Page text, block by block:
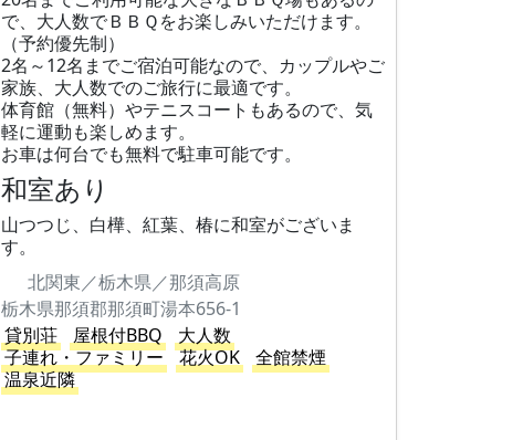
で、大人数でＢＢＱをお楽しみいただけます。
（予約優先制）
2名～12名までご宿泊可能なので、カップルやご
家族、大人数でのご旅行に最適です。
体育館（無料）やテニスコートもあるので、気
軽に運動も楽しめます。
お車は何台でも無料で駐車可能です。
和室あり
山つつじ、白樺、紅葉、椿に和室がございま
す。
北関東／栃木県／那須高原
栃木県那須郡那須町湯本656-1
貸別荘
屋根付BBQ
大人数
子連れ・ファミリー
花火OK
全館禁煙
温泉近隣